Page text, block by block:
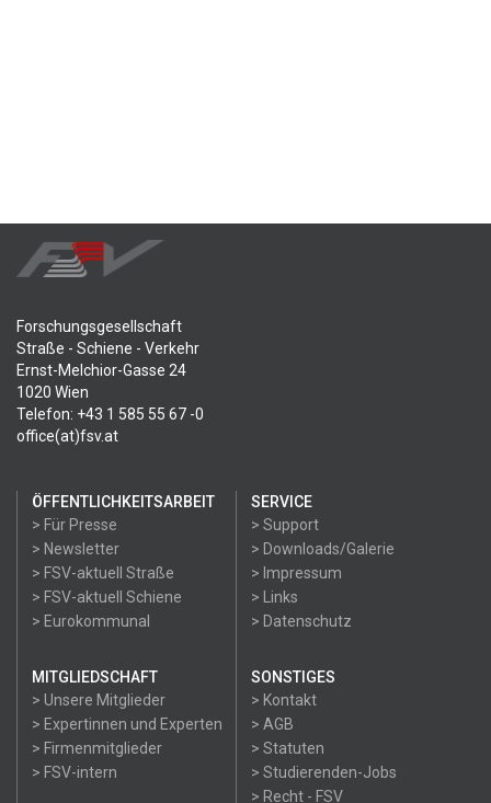
Forschungsgesellschaft
Straße - Schiene - Verkehr
Ernst-Melchior-Gasse 24
1020 Wien
Telefon: +43 1 585 55 67 -0
office(at)fsv.at
ÖFFENTLICHKEITSARBEIT
> Für Presse
> Newsletter
> FSV-aktuell Straße
> FSV-aktuell Schiene
> Eurokommunal
SERVICE
> Support
> Downloads/Galerie
> Impressum
> Links
> Datenschutz
MITGLIEDSCHAFT
> Unsere Mitglieder
> Expertinnen und Experten
> Firmenmitglieder
> FSV-intern
SONSTIGES
> Kontakt
> AGB
> Statuten
> Studierenden-Jobs
> Recht - FSV